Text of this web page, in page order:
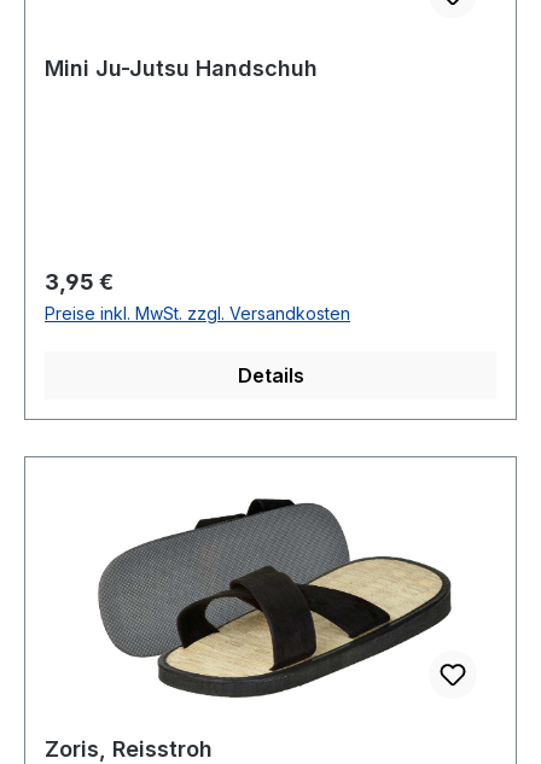
Mini Ju-Jutsu Handschuh
Regulärer Preis:
3,95 €
Preise inkl. MwSt. zzgl. Versandkosten
Details
Zoris, Reisstroh